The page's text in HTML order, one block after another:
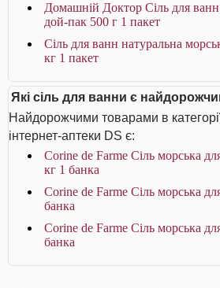
Домашній Доктор Сіль для ванн
дой-пак 500 г 1 пакет
Сіль для ванн натуральна
кг 1 пакет
Які сіль для ванни є
Найдорожчими товарами в
інтернет-аптеки DS є:
Corine de Farme Сіль морська
кг 1 банка
Corine de Farme Сіль морська
банка
Corine de Farme Сіль морська
банка